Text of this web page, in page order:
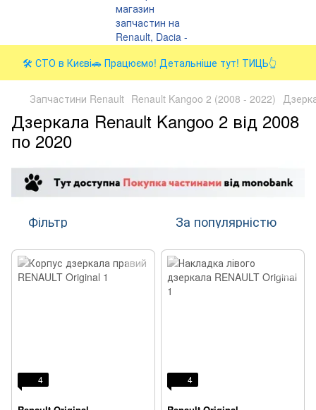
🛠️ СТО в Києві🚗 Працюємо! Детальніше тут! ТИЦЬ👆
Запчастини Renault Renault Kangoo 2 (2008 - 2022)
Дзеркала Renault Kangoo 2 від 2008
по 2020
Фільтр За популярністю
4 4